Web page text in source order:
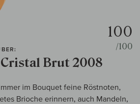
Brut 2008
100
/100
im Bouquet feine Röstnoten,
Brioche erinnern, auch Mandeln,